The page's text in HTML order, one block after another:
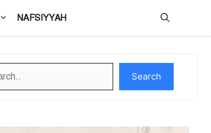
NAFSIYYAH
Search